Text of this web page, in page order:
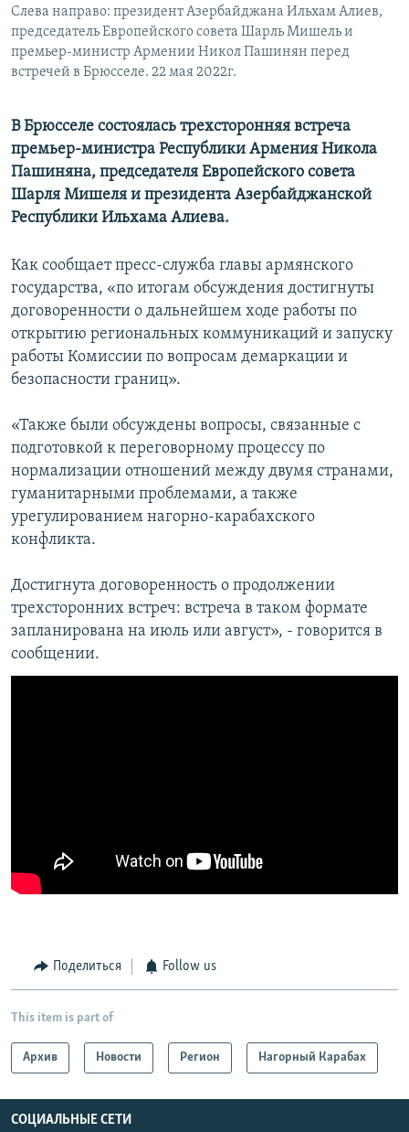
Все сайты Радио Азатутюн
Слева направо: президент Азербайджана Ильхам Алиев,
председатель Европейского совета Шарль Мишель и
премьер-министр Армении Никол Пашинян перед
встречей в Брюсселе. 22 мая 2022г.
В Брюсселе состоялась трехсторонняя встреча
премьер-министра Республики Армения Никола
Пашиняна, председателя Европейского совета
Шарля Мишеля и президента Азербайджанской
Республики Ильхама Алиева.
Как сообщает пресс-служба главы армянского
государства, «по итогам обсуждения достигнуты
договоренности о дальнейшем ходе работы по
открытию региональных коммуникаций и запуску
работы Комиссии по вопросам демаркации и
безопасности границ».
«Также были обсуждены вопросы, связанные с
подготовкой к переговорному процессу по
нормализации отношений между двумя странами,
гуманитарными проблемами, а также
урегулированием нагорно-карабахского
конфликта.
Достигнута договоренность о продолжении
трехсторонних встреч: встреча в таком формате
запланирована на июль или август», - говорится в
сообщении.
Поделиться Follow us
This item is part of
Архив Новости Регион Нагорный Карабах
СОЦИАЛЬНЫЕ СЕТИ